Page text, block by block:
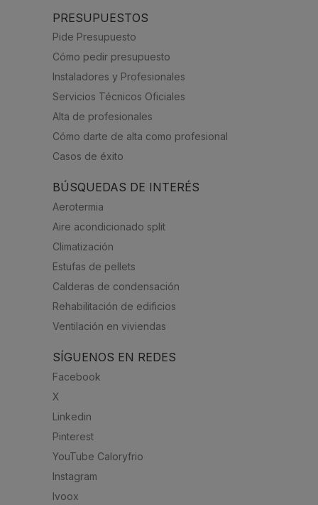
PRESUPUESTOS
Pide Presupuesto
Cómo pedir presupuesto
Instaladores y Profesionales
Servicios Técnicos Oficiales
Alta de profesionales
Cómo darte de alta como profesional
Casos de éxito
BÚSQUEDAS DE INTERÉS
Aerotermia
Aire acondicionado split
Climatización
Estufas de pellets
Calderas de condensación
Rehabilitación de edificios
Ventilación en viviendas
SÍGUENOS EN REDES
Facebook
X
Linkedin
Pinterest
YouTube Caloryfrio
Instagram
Ivoox